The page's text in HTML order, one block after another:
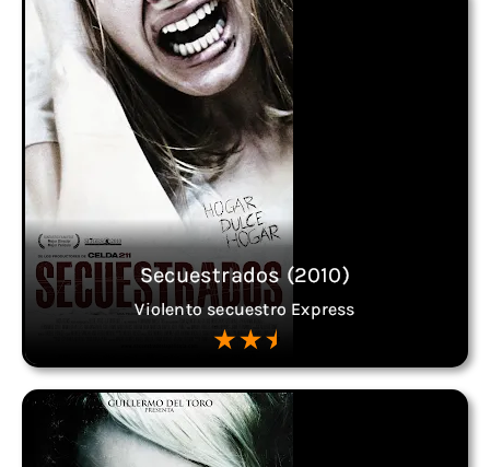
Secuestrados (2010)
Violento secuestro Express